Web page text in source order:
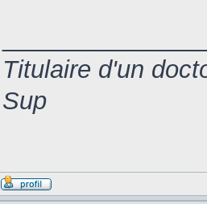
Titulaire d'un
Sup